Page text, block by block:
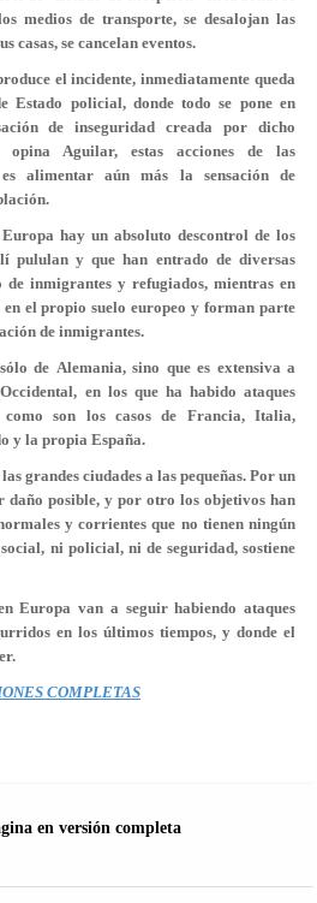
medios de transporte, se desalojan las
casas, se cancelan eventos.
el incidente, inmediatamente queda
Estado policial, donde todo se pone en
de inseguridad creada por dicho
opina Aguilar, estas acciones de las
alimentar aún más la sensación de
hay un absoluto descontrol de los
pululan y que han entrado de diversas
inmigrantes y refugiados, mientras en
en el propio suelo europeo y forman parte
de inmigrantes.
de Alemania, sino que es extensiva a
en los que ha habido ataques
son los casos de Francia, Italia,
y la propia España.
grandes ciudades a las pequeñas. Por un
daño posible, y por otro los objetivos han
y corrientes que no tienen ningún
ni policial, ni de seguridad, sostiene
Europa van a seguir habiendo ataques
en los últimos tiempos, y donde el
COMPLETAS
en versión completa